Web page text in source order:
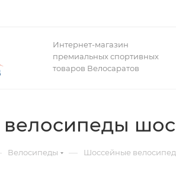
Интернет-магазин
премиальных спортивных
товаров Велосаратов
велосипеды
Велосипеды — Шоссейные